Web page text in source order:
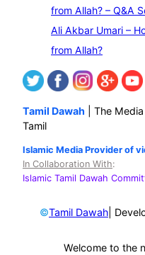
from Allah? – Q&A
Ali Akbar Umari –
from Allah?
Tamil Dawah | The
Tamil
Islamic Media Provider of
In Collaboration With:
Islamic Tamil Dawah
©Tamil Dawah |
Welcome to the